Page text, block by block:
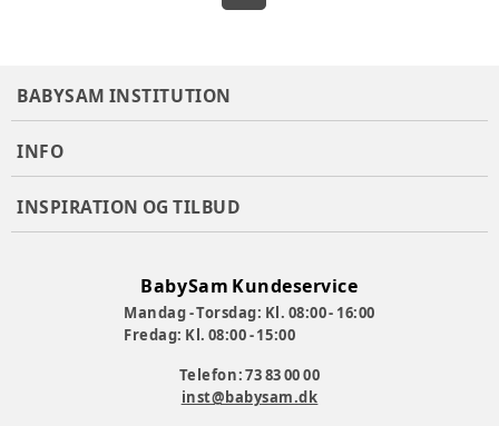
BABYSAM INSTITUTION
INFO
INSPIRATION OG TILBUD
BabySam Kundeservice
Mandag - Torsdag: Kl. 08:00 - 16:00
Fredag: Kl. 08:00 - 15:00
Telefon: 73 83 00 00
inst@babysam.dk